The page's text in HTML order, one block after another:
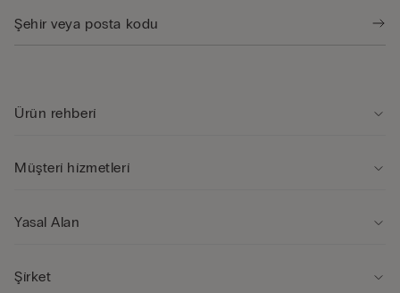
Ürün rehberi̇
Müşteri̇ hi̇zmetleri̇
Yasal Alan
Şi̇rket